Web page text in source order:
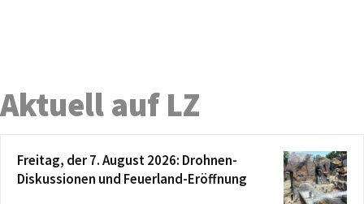
Aktuell auf LZ
Freitag, der 7. August 2026: Drohnen-
Diskussionen und Feuerland-Eröffnung